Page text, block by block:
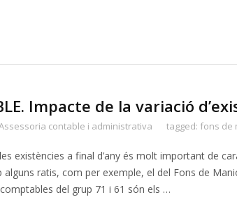
Impacte de la variació
contable i administrativa tagged: fons de
existències a final d’any és molt important de
ratis, com per exemple, el del Fons de
del grup 71 i 61 són els …